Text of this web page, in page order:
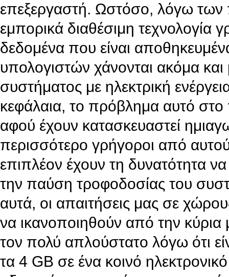
επεξεργαστή. Ωστόσο, λόγω των
εμπορικά διαθέσιμη
δεδομένα που είναι
υπολογιστών χάνονται ακόμα
συστήματος με ηλεκτρική
κεφάλαια, το πρόβλημα αυτό στο
αφού έχουν κατασκευαστεί
περισσότερο γρήγοροι από
επιπλέον έχουν τη δυνατότητα
την παύση τροφοδοσίας του
αυτά, οι απαιτήσεις μας σε
να ικανοποιηθούν από την κύρια
τον πολύ απλούστατο λόγω ότι
τα 4 GB σε ένα κοινό